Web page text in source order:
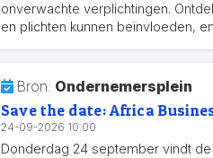
onverwachte verplichtingen.
en plichten kunnen beïnvloeden,
Bron: Ondernemersplein
Save the date: Africa
24-09-2026 10:00
Donderdag 24 september vindt